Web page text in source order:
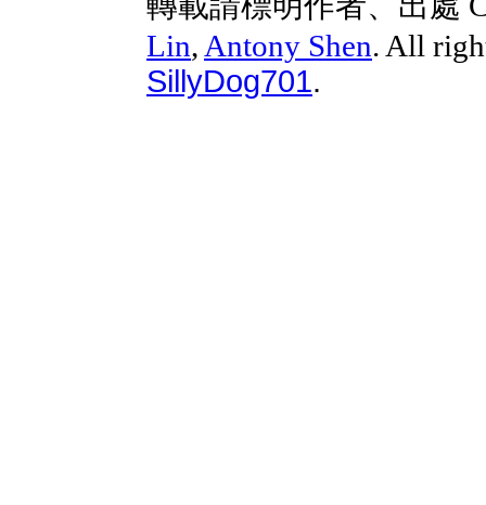
Lin, Antony Shen. All
SillyDog701.